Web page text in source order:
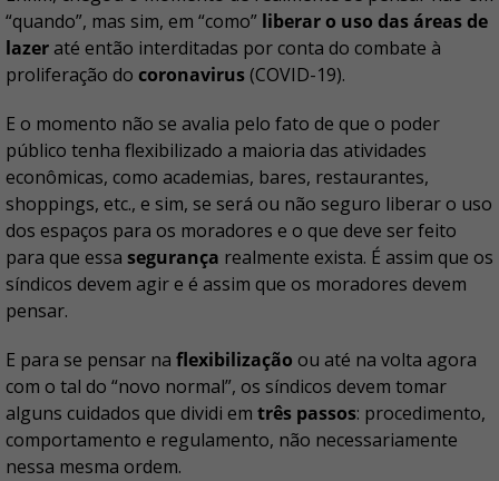
“quando”, mas sim, em “como” liberar o uso das áreas de
lazeraté então interditadas por conta do combate à
proliferação do coronavirus(COVID-19).
E o momento não se avalia pelo fato de que o poder
público tenha flexibilizado a maioria das atividades
econômicas, como academias, bares, restaurantes,
shoppings, etc., e sim, se será ou não seguro liberar o uso
dos espaços para os moradores e o que deve ser feito
para que essa segurança realmente exista. É assim que os
síndicos devem agir e é assim que os moradores devem
pensar.
E para se pensar na flexibilização ou até na volta agora
com o tal do “novo normal”, os síndicos devem tomar
alguns cuidados que dividi em três passos: procedimento,
comportamento e regulamento, não necessariamente
nessa mesma ordem.